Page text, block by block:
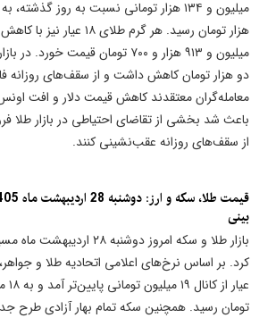
میلیون و ۹۱۳ هزار و ۷۰۰ تومان قیمت
دو هزار تومان کاهش داشت و از سقف‌های روزانه
معامله‌گران معتقدند کاهش قیمت دلار و افت اونس
باعث شد بخشی از تقاضای احتیاطی در بازار طلا
از سقف‌های روزانه عقب‌نشینی کنند.
بینی
بازار طلا و سکه امروز دوشنبه ۲۸